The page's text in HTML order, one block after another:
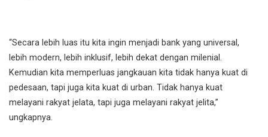
“Secara lebih luas itu kita ingin menjadi bank yang universal,
lebih modern, lebih inklusif, lebih dekat dengan milenial.
Kemudian kita memperluas jangkauan kita tidak hanya kuat di
pedesaan, tapi juga kita kuat di urban. Tidak hanya kuat
melayani rakyat jelata, tapi juga melayani rakyat jelita,”
ungkapnya.